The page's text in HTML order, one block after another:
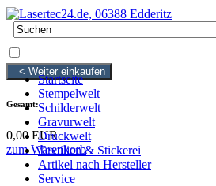
< Weiter einkaufen
Gesamt:
0,00 EUR
zum Warenkorb
Startseite
Stempelwelt
Schilderwelt
Gravurwelt
Druckwelt
Textilien & Stickerei
Artikel nach Hersteller
Service